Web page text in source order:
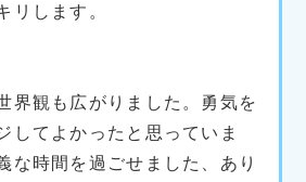
リします。
界観も広がりました。勇気を
してよかったと思っていま
な時間を過ごせました、あり